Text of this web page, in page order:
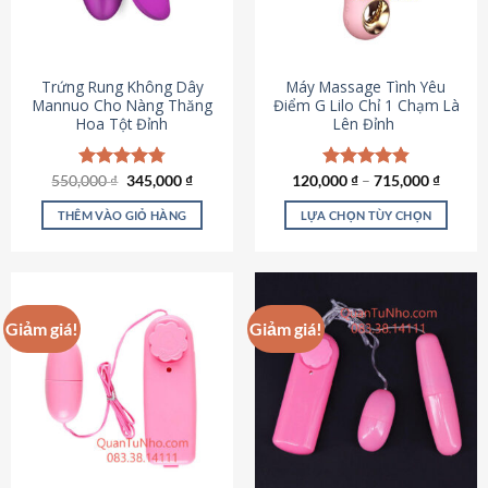
Trứng Rung Không Dây
Mannuo Cho Nàng Thăng
Hoa Tột Đỉnh
Được xếp
hạng4.81
5 sao
550,000₫ Giá
là:
550,000 ₫.
345,000₫Giá
tại
THÊM VÀO GIỎ HÀNG
Máy Massage Tình Yêu
Điểm G Lilo Chỉ 1 Chạm Là
Lên Đỉnh
Được xếp
hạng4.85
5 sao
120,000₫ – 715,000₫
LỰA CHỌN TÙY CHỌN
có
nhiều
biến
thể.
Các
tùy
chọn
Giảm giá! Giảm giá!